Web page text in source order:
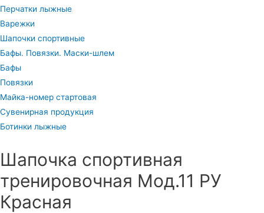
Перчатки лыжные
Варежки
Шапочки спортивные
Бафы. Повязки. Маски-шлем
Бафы
Повязки
Майка-номер стартовая
Сувенирная продукция
Ботинки лыжные
Шапочка спортивная
тренировочная Мод.11 РУ
Красная